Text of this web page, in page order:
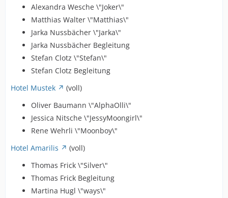
Alexandra Wesche \"Joker\"
Matthias Walter \"Matthias\"
Jarka Nussbächer \"Jarka\"
Jarka Nussbächer Begleitung
Stefan Clotz \"Stefan\"
Stefan Clotz Begleitung
Hotel Mustek
(voll)
Oliver Baumann \"AlphaOlli\"
Jessica Nitsche \"JessyMoongirl\"
Rene Wehrli \"Moonboy\"
Hotel Amarilis
(voll)
Thomas Frick \"Silver\"
Thomas Frick Begleitung
Martina Hugl \"ways\"